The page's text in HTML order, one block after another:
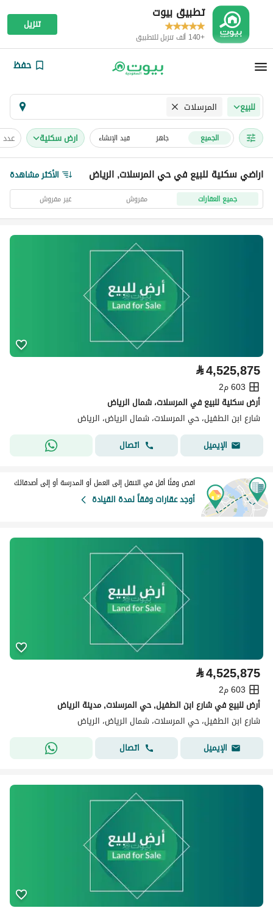
تطبيق بيوت
+140 ألف تنزيل للتطبيق
تنزيل
حفظ
للبيع المرسلات
الجميع جاهز قيد الإنشاء ارض سكنية
اراضي سكنية للبيع في حي المرسلات, الرياض الأكثر مشاهدة
جميع العقارات مفروش غير مفروش
⃁4,525,875
603 م2
أرض سكنية للبيع في المرسلات، شمال الرياض
شارع ابن الطفيل، حي المرسلات، شمال الرياض، الرياض
الإيميل
اتصال
اقض وقتًا أقل في التنقل إلى العمل أو المدرسة أو إلى أصدقائك
أوجد عقارات وفقاً لمدة القيادة
⃁4,525,875
603 م2
أرض للبيع في شارع ابن الطفيل, حي المرسلات, مدينة الرياض
شارع ابن الطفيل، حي المرسلات، شمال الرياض، الرياض
الإيميل
اتصال